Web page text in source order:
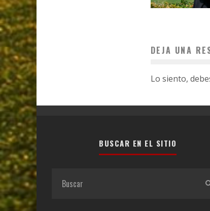
DEJA UNA
Lo siento,
BUSCAR EN EL SITIO